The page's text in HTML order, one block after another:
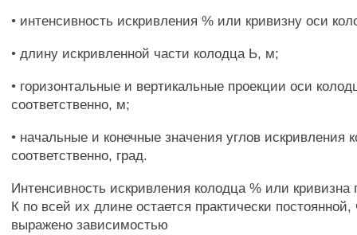
• интенсивность искривления % или кривизну оси
• длину искривленной части колодца Ь, м;
• горизонтальные и вертикальные проекции оси
соответственно, м;
• начальные и конечные значения углов искривления
соответственно, град.
Интенсивность искривления колодца % или
К по всей их длине остается практически
выражено зависимостью